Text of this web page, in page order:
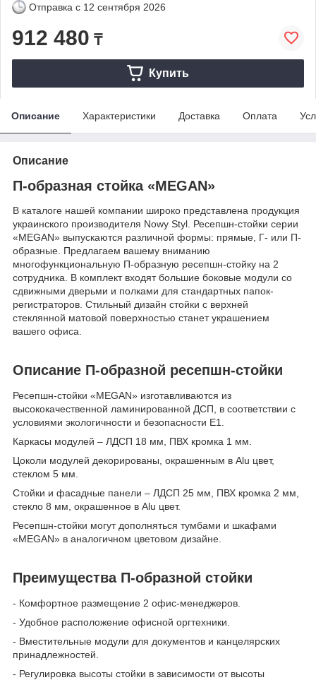
Отправка с 12 сентября 2026
912 480 ₸
Купить
Описание Характеристики Доставка Оплата
Описание
П-образная стойка «MEGAN»
В каталоге нашей компании широко представлена продукция
украинского производителя Nowy Styl. Ресепшн-стойки серии
«MEGAN» выпускаются различной формы: прямые, Г- или П-
образные. Предлагаем вашему вниманию
многофункциональную П-образную ресепшн-стойку на 2
сотрудника. В комплект входят большие боковые модули со
сдвижными дверьми и полками для стандартных папок-
регистраторов. Стильный дизайн стойки с верхней
стеклянной матовой поверхностью станет украшением
вашего офиса.
Описание П-образной ресепшн-стойки
Ресепшн-стойки «MEGAN» изготавливаются из
высококачественной ламинированной ДСП, в соответствии с
условиями экологичности и безопасности Е1.
Каркасы модулей – ЛДСП 18 мм, ПВХ кромка 1 мм.
Цоколи модулей декорированы, окрашенным в Alu цвет,
стеклом 5 мм.
Стойки и фасадные панели – ЛДСП 25 мм, ПВХ кромка 2 мм,
стекло 8 мм, окрашенное в Alu цвет.
Ресепшн-стойки могут дополняться тумбами и шкафами
«MEGAN» в аналогичном цветовом дизайне.
Преимущества П-образной стойки
- Комфортное размещение 2 офис-менеджеров.
- Удобное расположение офисной оргтехники.
- Вместительные модули для документов и канцелярских
принадлежностей.
- Регулировка высоты стойки в зависимости от высоты